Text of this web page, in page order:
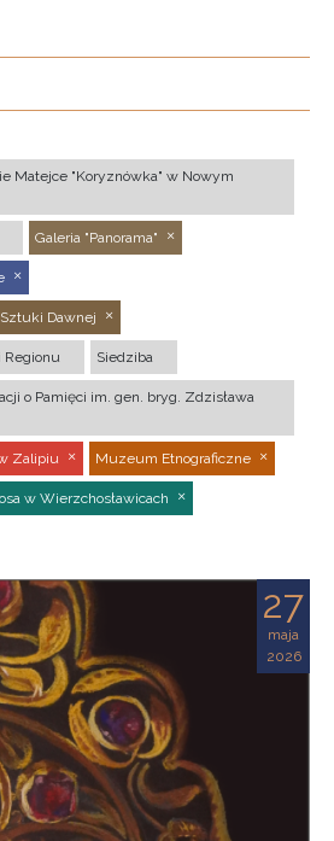
Matejce "Koryznówka" w Nowym
Galeria "Panorama"
Dawnej
Regionu Siedziba
o Pamięci im. gen. bryg. Zdzisława
Zalipiu Muzeum Etnograficzne
w Wierzchosławicach
27
maja
2026